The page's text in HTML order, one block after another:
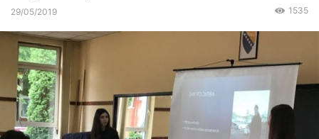
29/05/2019 1535